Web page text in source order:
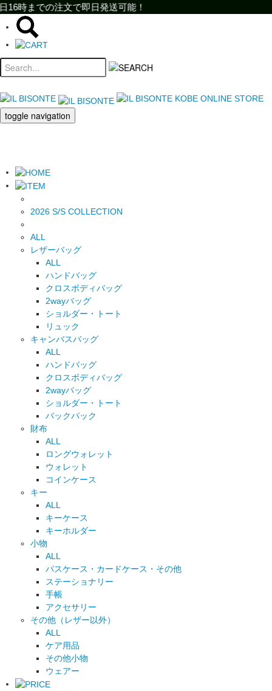
文で即日発送可能！
toggle navigation
2026 S/S COLLECTION
ALL
レザーバッグ
ALL
ハンドバッグ
クロスボディバッグ
2wayバッグ
ショルダー・トート
リュック
キャンバスバッグ
ALL
ハンドバッグ
クロスボディバッグ
2wayバッグ
ショルダー・トート
バックパック
財布
ALL
ロングウォレット
ウォレット
コインケース
キー
ALL
キーケース
キーホルダー
小物
ALL
パスケース・カードケース・その他
ステーショナリー
手帳
アクセサリー
その他（レザー以外）
ALL
ケア用品
その他小物
ウェアー
注文で即日発送可能！